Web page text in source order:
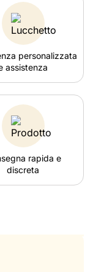
personalizzata
assistenza
rapida e
discreta